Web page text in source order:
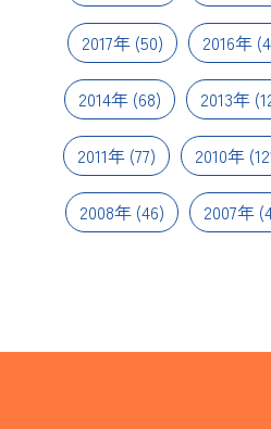
2017年(50) 2016年
2014年 (68) 2013年
2011年(77) 2010年
2008年(46) 2007年